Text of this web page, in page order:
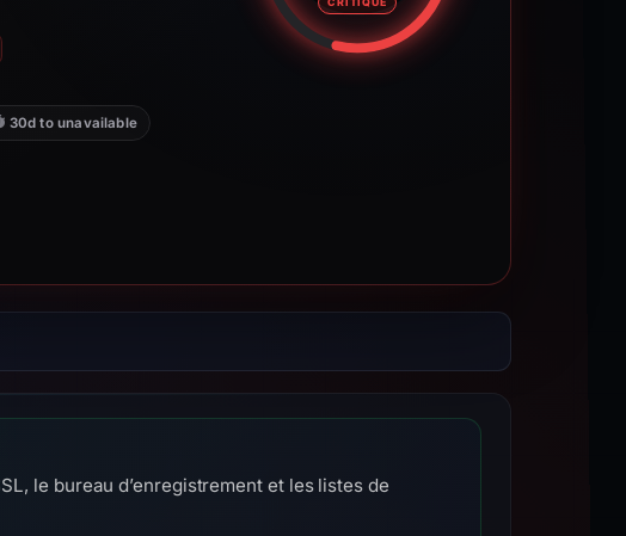
30d to unavailable
le bureau d’enregistrement et les listes de